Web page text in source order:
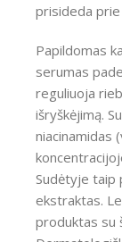
prisideda
Papildomas
serumas
reguliuoja
išryškėjimą.
niacinamidas
Sudėtyje taip
ekstraktas.
produktas su